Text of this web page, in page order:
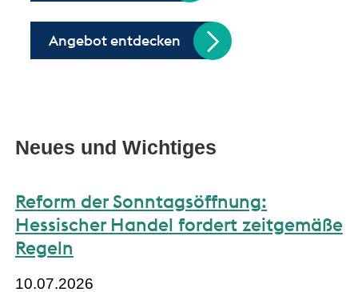
Angebot entdecken
Neues und Wichtiges
Reform der Sonntagsöffnung:
Hessischer Handel fordert zeitgemäße
Regeln
10.07.2026